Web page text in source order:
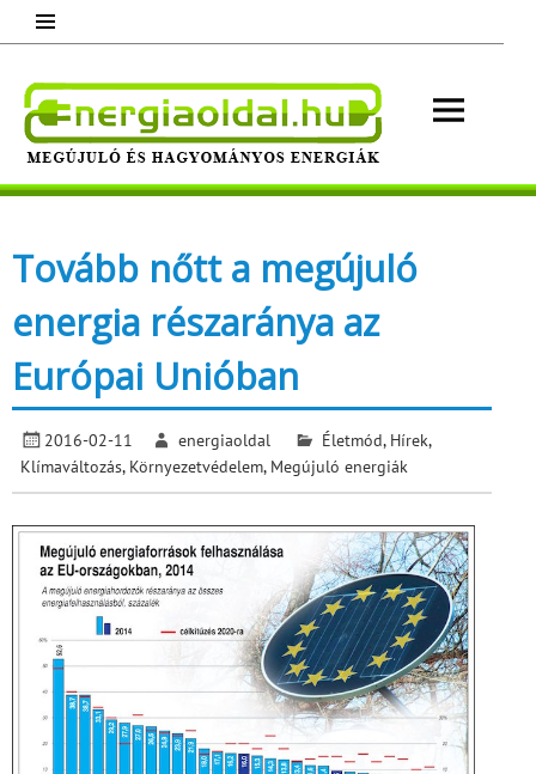
content
Megújuló és hagyományos energiák.
Tovább nőtt a megújuló
energia részaránya az
Európai Unióban
2016-02-11 energiaoldal Életmód, Hírek,
Klímaváltozás, Környezetvédelem, Megújuló energiák